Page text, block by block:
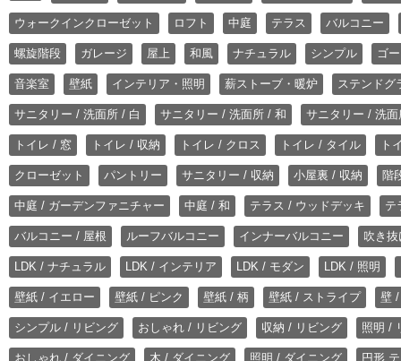
ウォークインクローゼット ロフト 中庭 テラス バルコニー
螺旋階段 ガレージ 屋上 和風 ナチュラル シンプル ゴ
音楽室 壁紙 インテリア・照明 薪ストーブ・暖炉 ステンドグ
サニタリー / 洗面所 / 白 サニタリー / 洗面所 / 和 サニタリー / 洗
トイレ / 窓 トイレ / 収納 トイレ / クロス トイレ / タイル ト
クローゼット パントリー サニタリー / 収納 小屋裏 / 収納 階
中庭 / ガーデンファニチャー 中庭 / 和 テラス / ウッドデッキ テ
バルコニー / 屋根 ルーフバルコニー インナーバルコニー 吹き
LDK / ナチュラル LDK / インテリア LDK / モダン LDK / 照明
壁紙 / イエロー 壁紙 / ピンク 壁紙 / 柄 壁紙 / ストライプ 壁
シンプル / リビング おしゃれ / リビング 収納 / リビング 照明 /
おしゃれ / ダイニング 木 / ダイニング 照明 / ダイニング 円形